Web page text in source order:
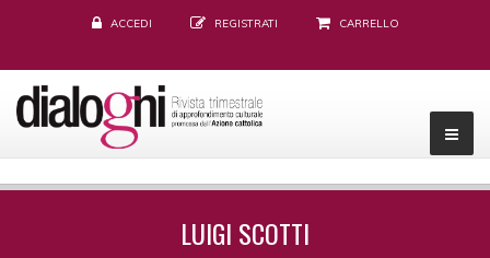
ACCEDI REGISTRATI CARRELLO
LUIGI SCOTTI